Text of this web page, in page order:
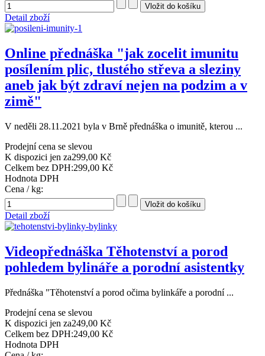
Detail zboží
Online přednáška "jak zocelit imunitu
posílením plic, tlustého střeva a sleziny
aneb jak být zdraví nejen na podzim a v
zimě"
V neděli 28.11.2021 byla v Brně přednáška o imunitě, kterou ...
Prodejní cena se slevou
K dispozici jen za299,00 Kč
Celkem bez DPH:299,00 Kč
Hodnota DPH
Cena / kg:
Detail zboží
Videopřednáška Těhotenství a porod
pohledem bylináře a porodní asistentky
Přednáška "Těhotenství a porod očima bylinkáře a porodní ...
Prodejní cena se slevou
K dispozici jen za249,00 Kč
Celkem bez DPH:249,00 Kč
Hodnota DPH